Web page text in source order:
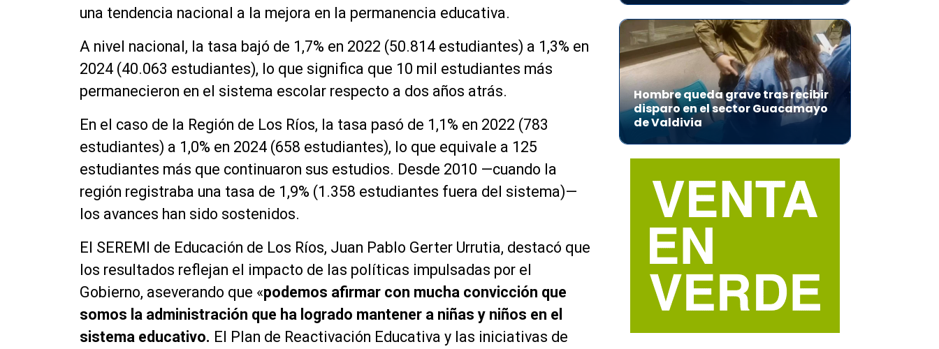
una tendencia nacional a la mejora en la permanencia educativa.
A nivel nacional, la tasa bajó de 1,7% en 2022 (50.814 estudiantes) a 1,3% en
2024 (40.063 estudiantes), lo que significa que 10 mil estudiantes más
permanecieron en el sistema escolar respecto a dos años atrás.
En el caso de la Región de Los Ríos, la tasa pasó de 1,1% en 2022 (783
estudiantes) a 1,0% en 2024 (658 estudiantes), lo que equivale a 125
estudiantes más que continuaron sus estudios. Desde 2010 —cuando la
región registraba una tasa de 1,9% (1.358 estudiantes fuera del sistema)—
los avances han sido sostenidos.
El SEREMI de Educación de Los Ríos, Juan Pablo Gerter Urrutia, destacó que
los resultados reflejan el impacto de las políticas impulsadas por el
Gobierno, aseverando que «podemos afirmar con mucha convicción que
somos la administración que ha logrado mantener a niñas y niños en el
sistema educativo. El Plan de Reactivación Educativa y las iniciativas de
Hombre queda grave tras recibir
disparo en el sector Guacamayo
de Valdivia